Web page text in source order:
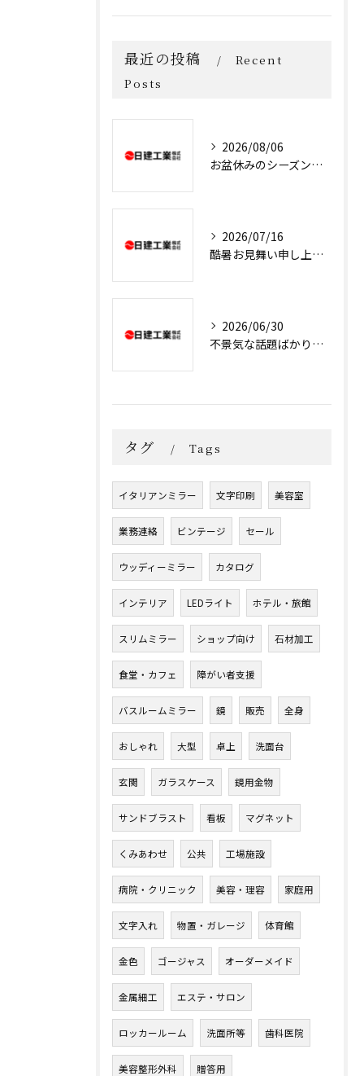
最近の投稿
Recent
Posts
2026/08/06
お盆休みのシーズンです
2026/07/16
酷暑お見舞い申し上げます
2026/06/30
不景気な話題ばかりでいやになりますね
タグ Tags
イタリアンミラー 文字印刷 美容室
業務連絡 ビンテージ セール
ウッディーミラー カタログ
インテリア LEDライト ホテル・旅館
スリムミラー ショップ向け 石材加工
食堂・カフェ 障がい者支援
バスルームミラー 鏡 販売 全身
おしゃれ 大型 卓上 洗面台
玄関 ガラスケース 鏡用金物
サンドブラスト 看板 マグネット
くみあわせ 公共 工場施設
病院・クリニック 美容・理容 家庭用
文字入れ 物置・ガレージ 体育館
金色 ゴージャス オーダーメイド
金属細工 エステ・サロン
ロッカールーム 洗面所等 歯科医院
美容整形外科 贈答用